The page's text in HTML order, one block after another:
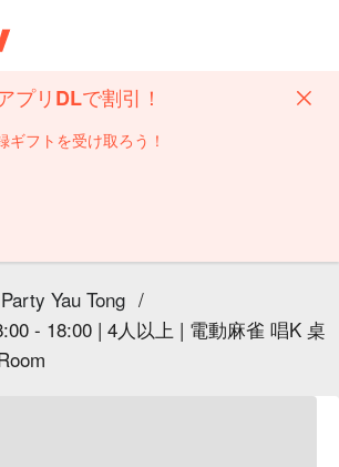
プリDLで割引！
ギフトを受け取ろう！
Yau Tong /
- 18:00 | 4人以上 | 電動麻雀 唱K 桌